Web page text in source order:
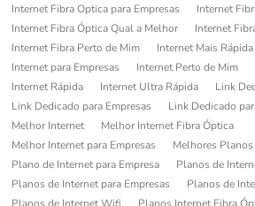
Internet Fibra Optica para Empresas
Internet
Internet Fibra Óptica Qual a Melhor
Internet
Internet Fibra Perto de Mim
Internet Mais Rápida
Internet para Empresas
Internet Perto de Mim
Internet Rápida
Internet Ultra Rápida
Link
Link Dedicado para Empresas
Link Dedicado
Melhor Internet
Melhor Internet Fibra Óptica
Melhor Internet para Empresas
Melhores
Plano de Internet para Empresa
Planos de
Planos de Internet para Empresas
Planos de